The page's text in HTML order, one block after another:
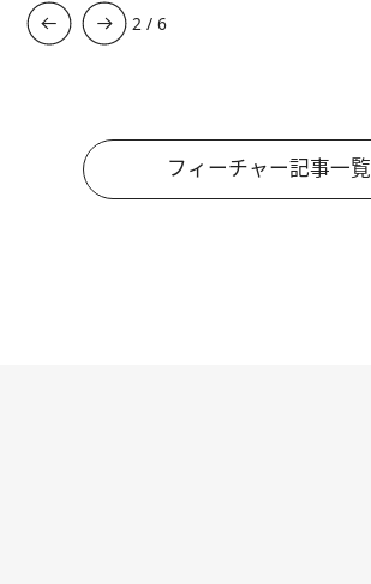
3 /6
フィーチャー記事一覧